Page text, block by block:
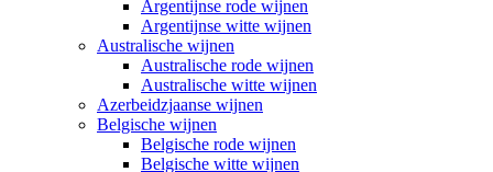
Argentijnse rode wijnen
Argentijnse witte wijnen
Australische wijnen
Australische rode wijnen
Australische witte wijnen
Azerbeidzjaanse wijnen
Belgische wijnen
Belgische rode wijnen
Belgische witte wijnen